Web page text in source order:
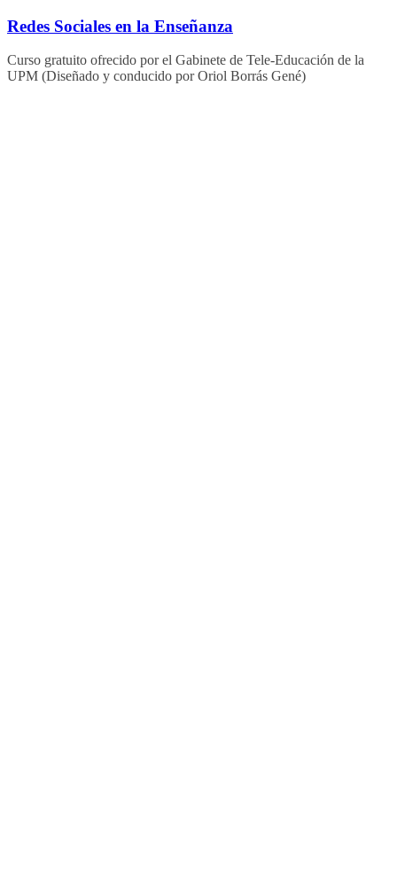
Saltar
contenido
Redes Sociales en la Enseñanza
Curso gratuito ofrecido por el Gabinete de Tele-Educación de la
UPM (Diseñado y conducido por Oriol Borrás Gené)